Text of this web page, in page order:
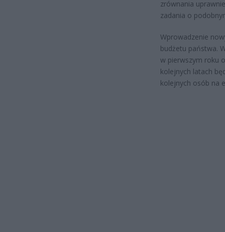
zrównania
zadania o
Wprowadzenie
budżetu państwa.
w pierwszym roku
kolejnych latach
kolejnych osób na